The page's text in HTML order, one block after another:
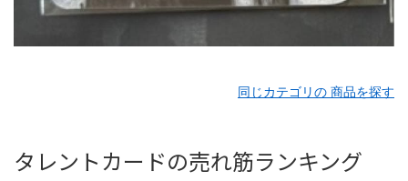
同じカテゴリの 商品を探す
タレントカードの売れ筋ランキング